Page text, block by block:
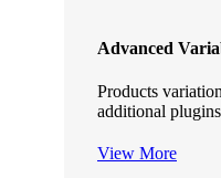
Advanced
Products
additional
View More